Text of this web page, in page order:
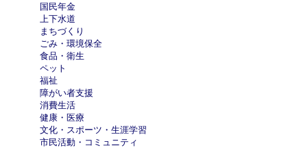
国民年金
上下水道
まちづくり
ごみ・環境保全
食品・衛生
ペット
福祉
障がい者支援
消費生活
健康・医療
文化・スポーツ・生涯学習
市民活動・コミュニティ